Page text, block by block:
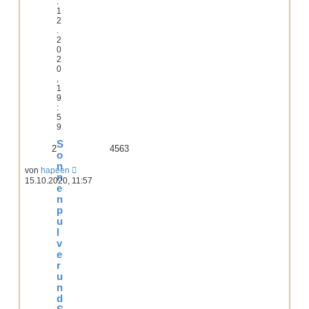
1
2
2
0
2
0
1
9
:
5
9
S
o
n
n
e
n
p
u
v
e
r
u
n
d
2 4563
vonhapeen
15.10.2020, 11:57